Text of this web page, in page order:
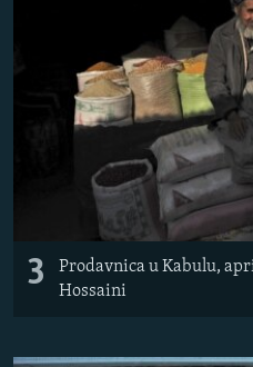
3
Prodavnica u Kabulu,
Hossaini